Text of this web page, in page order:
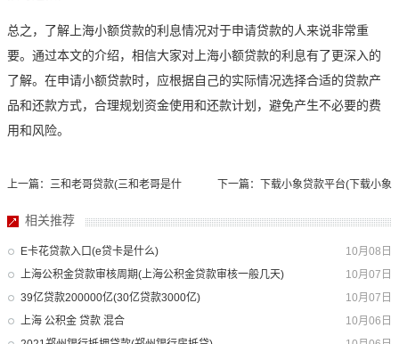
总之，了解上海小额贷款的利息情况对于申请贷款的人来说非常重
要。通过本文的介绍，相信大家对上海小额贷款的利息有了更深入的
了解。在申请小额贷款时，应根据自己的实际情况选择合适的贷款产
品和还款方式，合理规划资金使用和还款计划，避免产生不必要的费
用和风险。
上一篇：三和老哥贷款(三和老哥是什
么意思)
下一篇：下载小象贷款平台(下载小象
相关推荐
10月08日
E卡花贷款入口(e贷卡是什么)
10月07日
上海公积金贷款审核周期(上海公积金贷款审核一般几天)
10月07日
39亿贷款200000亿(30亿贷款3000亿)
10月06日
上海 公积金 贷款 混合